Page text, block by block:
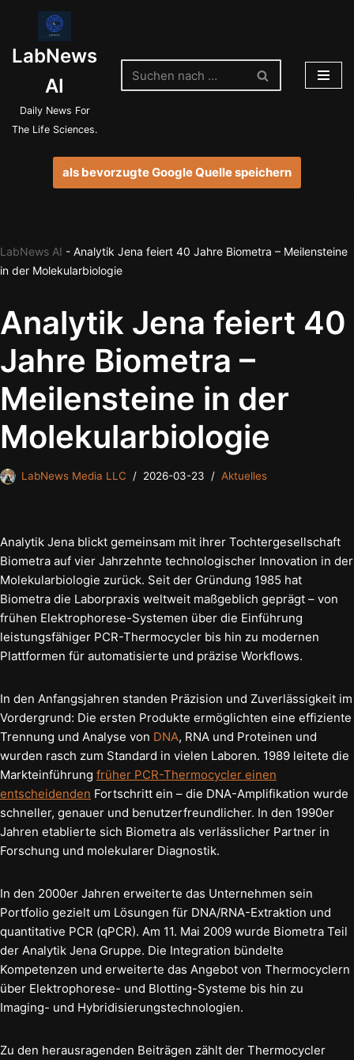
Inhalt
springen
LabNews
AI
Daily News For
The Life Sciences.
als bevorzugte Google Quelle speichern
LabNews AI - Analytik Jena feiert 40 Jahre Biometra – Meilensteine
in der Molekularbiologie
Analytik Jena feiert 40
Jahre Biometra –
Meilensteine in der
Molekularbiologie
LabNews Media LLC 2026-03-23 Aktuelles
Analytik Jena blickt gemeinsam mit ihrer Tochtergesellschaft
Biometra auf vier Jahrzehnte technologischer Innovation in der
Molekularbiologie zurück. Seit der Gründung 1985 hat
Biometra die Laborpraxis weltweit maßgeblich geprägt – von
frühen Elektrophorese-Systemen über die Einführung
leistungsfähiger PCR-Thermocycler bis hin zu modernen
Plattformen für automatisierte und präzise Workflows.
In den Anfangsjahren standen Präzision und Zuverlässigkeit im
Vordergrund: Die ersten Produkte ermöglichten eine effiziente
Trennung und Analyse von DNA, RNA und Proteinen und
wurden rasch zum Standard in vielen Laboren. 1989 leitete die
Markteinführung früher PCR-Thermocycler einen
entscheidenden Fortschritt ein – die DNA-Amplifikation wurde
schneller, genauer und benutzerfreundlicher. In den 1990er
Jahren etablierte sich Biometra als verlässlicher Partner in
Forschung und molekularer Diagnostik.
In den 2000er Jahren erweiterte das Unternehmen sein
Portfolio gezielt um Lösungen für DNA/RNA-Extraktion und
quantitative PCR (qPCR). Am 11. Mai 2009 wurde Biometra Teil
der Analytik Jena Gruppe. Die Integration bündelte
Kompetenzen und erweiterte das Angebot von Thermocyclern
über Elektrophorese- und Blotting-Systeme bis hin zu
Imaging- und Hybridisierungstechnologien.
Zu den herausragenden Beiträgen zählt der Thermocycler